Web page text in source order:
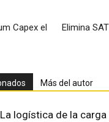
Capex el
Elimina
Más del autor
La logística de la carga